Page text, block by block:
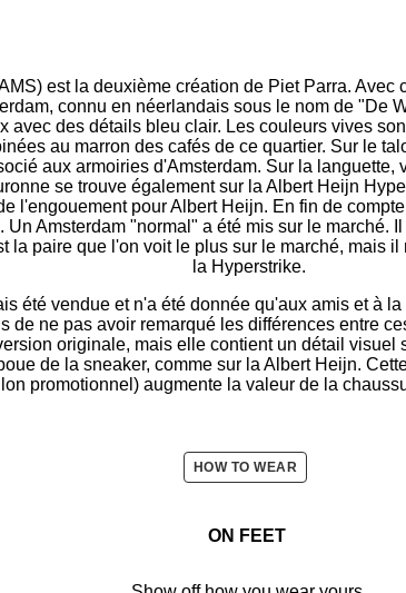
est la deuxième création de Piet Parra. Avec
connu en néerlandais sous le nom de "De
avec des détails bleu clair. Les couleurs vives
au marron des cafés de ce quartier. Sur le
aux armoiries d'Amsterdam. Sur la languette,
se trouve également sur la Albert Heijn
l'engouement pour Albert Heijn. En fin de
Un Amsterdam "normal" a été mis sur le marché.
la paire que l'on voit le plus sur le marché, mais
la Hyperstrike.
été vendue et n'a été donnée qu'aux amis et à
de ne pas avoir remarqué les différences entre
originale, mais elle contient un détail visuel
de la sneaker, comme sur la Albert Heijn.
promotionnel) augmente la valeur de la
HOW TO WEAR
ON FEET